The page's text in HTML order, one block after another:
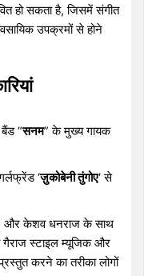
हो सकता है, जिसमें संगीत
उपक्रमों से होने
“सनम” के मुख्य गायक
‘ज़ुकोबेनी तुंगोए‘ से
और केशव धनराज के साथ
स्टाइल म्यूजिक और
करने का तरीका लोगों